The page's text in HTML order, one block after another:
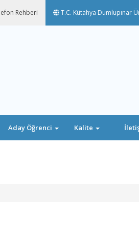
Rehberi T.C. Kütahya Dumlupınar
Aday Öğrenci Kalite